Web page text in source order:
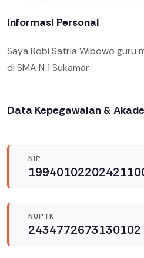
Informasi Personal
Saya Robi Satria Wibowo guru
di SMA N 1 Sukamar
Data Kepegawaian &
NIP
NUPTK
2434772673130102